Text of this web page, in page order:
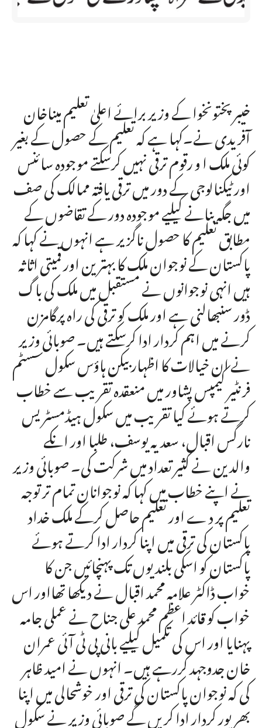
خیبر پختونخوا کے وزیر برائے اعلیٰ تعلیم میناخان
آفریدی نے۔کہا ہے کہ تعلیم کے حصول کے بغیر
کوئی ملک ا و رقوم ترقی نہیں کرسکتے موجودہ سائنس
اور ٹیکنالوجی کے دور میں ترقی یافتہ ممالک کی صف
میں جگہ بنانے کیلیے موجودہ دور کے تقاضوں کے
مطابق تعلیم کا حصول ناگزیر ہے انہوں نے کہا کہ
پاکستان کے نوجوان ملک کا بہترین اور قمیتی اثاثہ
ہیں انہی نوجوانوں نے مستقبل میں ملک کی باگ
ڈور سنبھالنی ہے اور ملک کو ترقی کی راہ پرگامزن
کرنے میں اہم کردار ادا کرسکتے ہیں۔ صوبائی وزیر
نے ان خیالات کا اظہار بیکن ہاؤس سکول سسٹم
فرنٹیر کیمپس پشاور میں منعقدہ تقریب سے خطاب
کرتے ہوئے کیا تقریب میں سکول ہیڈمسٹریس
نارگس اقبال، سعدیہ یوسف، طلبا اور انکے
والدین نے کثیر تعداد میں شرکت کی۔ صوبائی وزیر
نے اپنے خطاب میں کہا کہ نوجوانان تمام تر توجہ
تعلیم پر د ے اور تعلیم حاصل کرکے ملک خداد
پاکستان کی ترقی میں اپنا کردار ادا کرتے ہوئے
پاکستان کو اسکی بلندیوں تک پہنچائیں جن کا
خواب ڈاکٹر علامہ محمد اقبال نے دیکھا تھااور اس
خواب کو قائد اعظم محمد علی جناح نے عملی جامہ
پہنایا اور اس کی تکمیل کیلیے بانی پی ٹی آئی عمران
خان جدوجہد کررہے ہیں۔ انہوں نے امید ظاہر
کی کہ نوجوان پاکستان کی ترقی اور خوشحالی میں اپنا
بھرپور کردار ادا کریں گے صوبائی وزیر نے سکول